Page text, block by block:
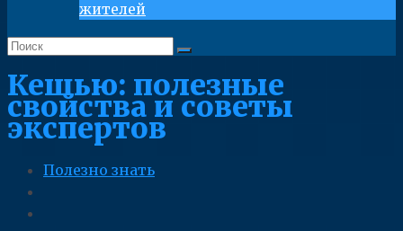
жителей
Кешью: полезные
свойства и советы
экспертов
Полезно знать